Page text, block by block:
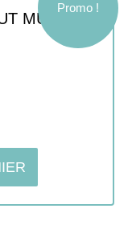
Promo !
MUSIQUE